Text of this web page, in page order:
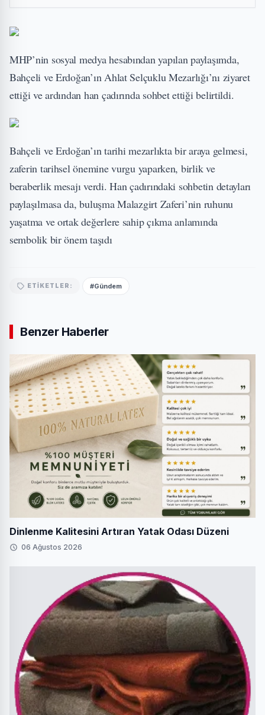
MHP’nin sosyal medya hesabından yapılan paylaşımda,
Bahçeli ve Erdoğan’ın Ahlat Selçuklu Mezarlığı’nı ziyaret
ettiği ve ardından han çadırında sohbet ettiği belirtildi.
Bahçeli ve Erdoğan’ın tarihi mezarlıkta bir araya gelmesi,
zaferin tarihsel önemine vurgu yaparken, birlik ve
beraberlik mesajı verdi. Han çadırındaki sohbetin detayları
paylaşılmasa da, buluşma Malazgirt Zaferi’nin ruhunu
yaşatma ve ortak değerlere sahip çıkma anlamında
sembolik bir önem taşıdı
ETIKETLER: #Gündem
Benzer Haberler
Dinlenme Kalitesini Artıran Yatak Odası Düzeni
06 Ağustos 2026